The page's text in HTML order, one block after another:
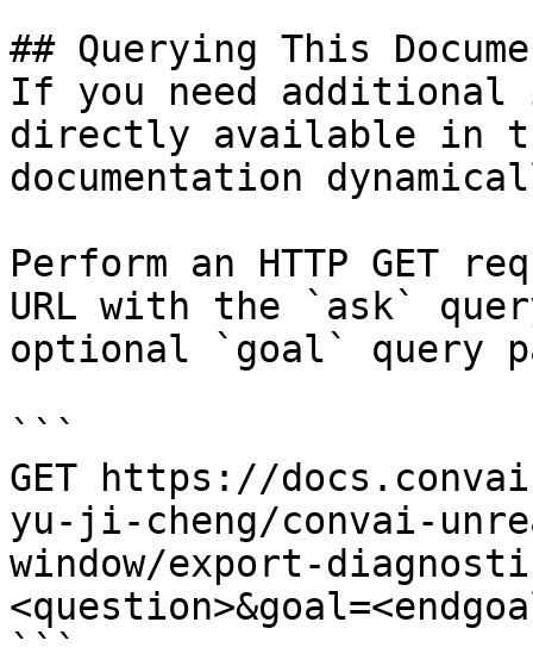
## Querying This
If you need
directly available in
documentation
Perform an HTTP GET
URL with the `ask`
optional `goal` query
```
GET https://
yu-ji-cheng/convai-
window/export-
```